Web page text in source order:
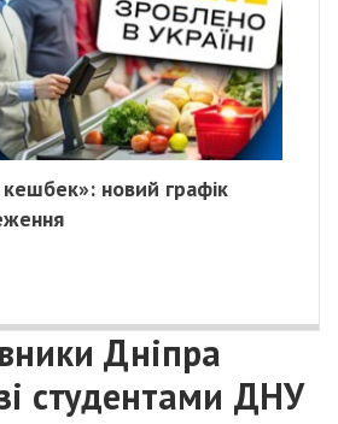
новий графік
Дніпра
студентами ДНУ